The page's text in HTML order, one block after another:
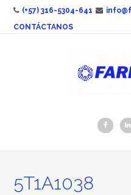
(+57) 316-5304-641
CONTÁCTANOS
5T1A1038